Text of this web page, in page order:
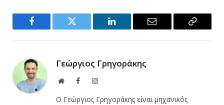
Facebook Twitter LinkedIn Email
Copy
Γεώργιος Γρηγοράκης
WebsiteFacebookInstagram
Ο Γεώργιος Γρηγοράκης είναι μηχανικός